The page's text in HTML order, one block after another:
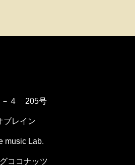
－４ 205号
ブレイン
music Lab.
ココナッツ